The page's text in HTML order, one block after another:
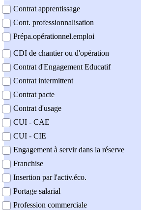
Contrat apprentissage
Cont. professionnalisation
Prépa.opérationnel.emploi
CDI de chantier ou d'opération
Contrat d'Engagement Educatif
Contrat intermittent
Contrat pacte
Contrat d'usage
CUI - CAE
CUI - CIE
Engagement à servir dans la réserve
Franchise
Insertion par l'activ.éco.
Portage salarial
Profession commerciale